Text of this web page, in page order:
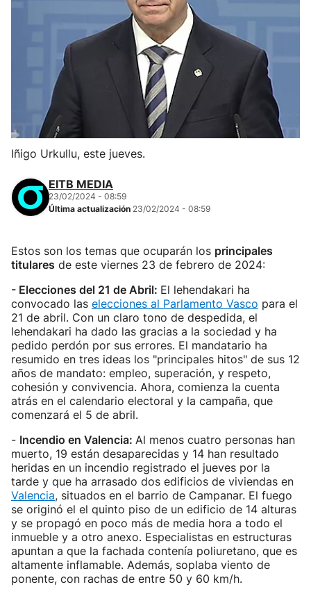
Iñigo Urkullu, este jueves.
EITB MEDIA
23/02/2024 - 08:59
Última actualización 23/02/2024 - 08:59
Estos son los temas que ocuparán los principales
titulares de este viernes 23 de febrero de 2024:
- Elecciones del 21 de Abril: El lehendakari ha
convocado las elecciones al Parlamento Vasco para el
21 de abril. Con un claro tono de despedida, el
lehendakari ha dado las gracias a la sociedad y ha
pedido perdón por sus errores. El mandatario ha
resumido en tres ideas los "principales hitos" de sus 12
años de mandato: empleo, superación, y respeto,
cohesión y convivencia. Ahora, comienza la cuenta
atrás en el calendario electoral y la campaña, que
comenzará el 5 de abril.
- Incendio en Valencia: Al menos cuatro personas han
muerto, 19 están desaparecidas y 14 han resultado
heridas en un incendio registrado el jueves por la
tarde y que ha arrasado dos edificios de viviendas en
Valencia, situados en el barrio de Campanar. El fuego
se originó el el quinto piso de un edificio de 14 alturas
y se propagó en poco más de media hora a todo el
inmueble y a otro anexo. Especialistas en estructuras
apuntan a que la fachada contenía poliuretano, que es
altamente inflamable. Además, soplaba viento de
ponente, con rachas de entre 50 y 60 km/h.